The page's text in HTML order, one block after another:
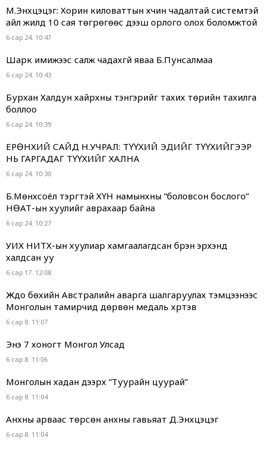
М.Энхцэцэг: Хорин киловаттын хүчин чадалтай системтэй
айл жилд 10 сая төгрөгөөс дээш орлого олох боломжтой
6 сар 24. 10:47
Шарк имижээс салж чадахгүй яваа Б.Пунсалмаа
6 сар 24. 10:43
Бурхан Халдун хайрхны тэнгэрийг тахих төрийн тахилга
боллоо
6 сар 24. 10:39
ЕРӨНХИЙ САЙД Н.УЧРАЛ: ТҮҮХИЙ ЭДИЙГ ТҮҮХИЙГЭЭР
НЬ ГАРГАДАГ ТҮҮХИЙГ ХАЛНА
6 сар 24. 10:30
Б.Мөнхсоёл тэргүүтэй ХҮН намынхны “боловсон бослого”
НӨАТ-ын хуулийг аврахаар байна
6 сар 24. 10:27
УИХ НИТХ-ын хуулиар хамгаалагдсан бүрэн эрхэнд
халдсан уу
6 сар 17. 12:08
Жүдо бөхийн Австралийн аварга шалгаруулах тэмцээнээс
Монголын тамирчид дөрвөн медаль хүртэв
6 сар 8. 11:07
Энэ 7 хоногт Монгол Улсад
6 сар 8. 11:06
Монголын хадан дээрх “Туурайн цуурай”
6 сар 8. 11:04
Анхны арваас төрсөн анхны гавьяат Д.Энхцэцэг
6 сар 8. 11:04